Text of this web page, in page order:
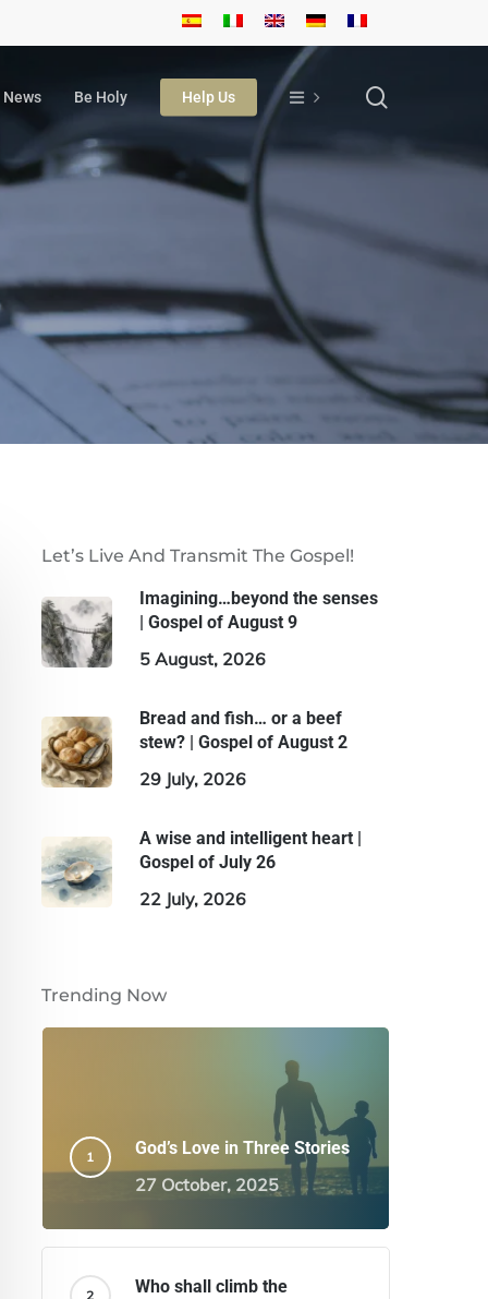
News Be Holy Help Us
Let’s Live And Transmit The Gospel!
Imagining…beyond the senses
| Gospel of August 9
5 August, 2026
Bread and fish… or a beef
stew? | Gospel of August 2
29 July, 2026
A wise and intelligent heart |
Gospel of July 26
22 July, 2026
Trending Now
God’s Love in Three Stories
27 October, 2025
Who shall climb the